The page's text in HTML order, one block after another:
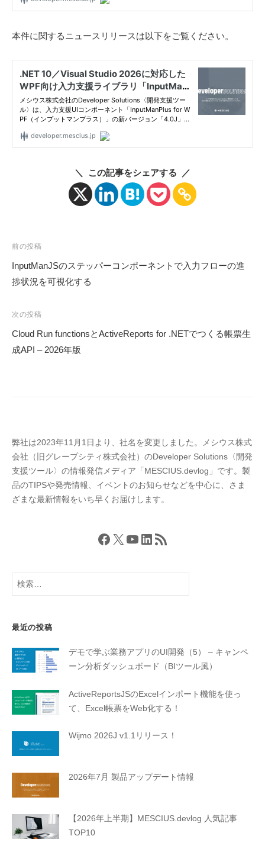
本件に関するニュースリリースは以下をご覧ください。
＼ この記事をシェアする ／
投
稿
ナ
ゲ
ー
シ
前の投稿
InputManJSのステッパーコンポーネントで入力フローの進
捗状況を可視化する
次の投稿
Cloud Run functionsとActiveReports for .NETでつくる帳票生
成API – 2026年版
弊社は2023年11月1日より、社名を変更しました。メシウス株式
会社（旧グレープシティ株式会社）のDeveloper Solutions〈開発
支援ツール〉の情報発信メディア「MESCIUS.devlog」です。製
品のTIPSや発売情報、イベントのお知らせなどを中心に、さま
ざまな最新情報をいち早くお届けします。
Facebook
X YouTube
LinkedIn
RSS フィード
検
最近の投稿
デモで学ぶ業務アプリのUI開発（5） – キャンペ
ーン分析ダッシュボード（BIツール風）
ActiveReportsJSのExcelインポート機能を使っ
て、Excel帳票をWeb化する！
Wijmo 2026J v1.1リリース！
2026年7月 製品アップデート情報
【2026年上半期】MESCIUS.devlog 人気記事
TOP10